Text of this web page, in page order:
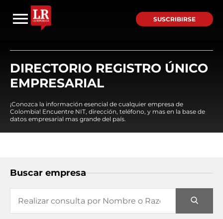
SUSCRIBIRSE
DIRECTORIO REGISTRO ÚNICO
EMPRESARIAL
¡Conozca la información esencial de cualquier empresa de
Colombia! Encuentre NIT, dirección, teléfono, y mas en la base de
datos empresarial mas grande del país.
Buscar empresa